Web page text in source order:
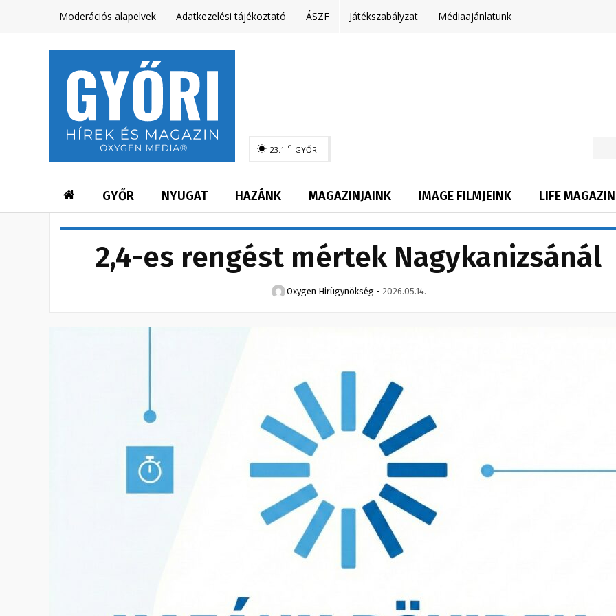
Moderációs alapelvek Adatkezelési tájékoztató ÁSZF Játékszabályzat Médiaajánlatunk
23.1 C GYŐR
GYŐR NYUGAT HAZÁNK MAGAZINJAINK IMAGE FILMJEINK LIFE MAGAZIN
2,4-es rengést mértek Nagykanizsánál
Oxygen Hirügynökség - 2026.05.14.